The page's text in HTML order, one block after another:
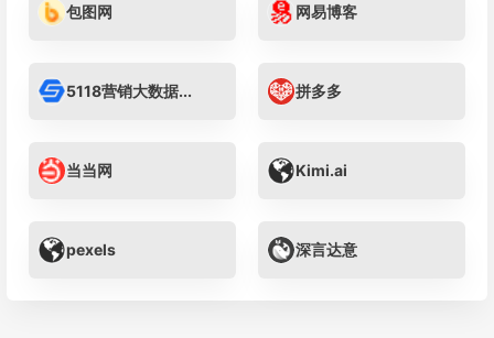
包图网 网易博客
5118营销大数据... 拼多多
当当网 Kimi.ai
pexels 深言达意